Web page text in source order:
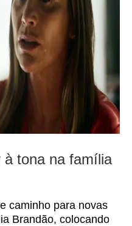
à tona na família
caminho para novas
Brandão, colocando